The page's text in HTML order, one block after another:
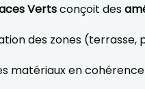
Vertsconçoit des
des zones (terrasse,
matériaux en